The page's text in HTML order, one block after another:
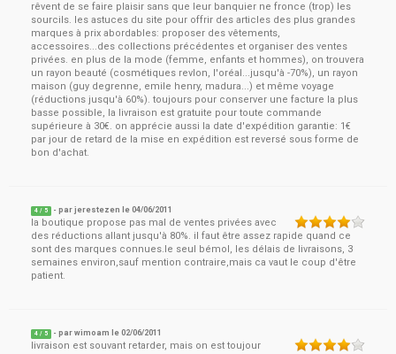
rêvent de se faire plaisir sans que leur banquier ne fronce (trop) les
sourcils. les astuces du site pour offrir des articles des plus grandes
marques à prix abordables: proposer des vêtements,
accessoires...des collections précédentes et organiser des ventes
privées. en plus de la mode (femme, enfants et hommes), on trouvera
un rayon beauté (cosmétiques revlon, l'oréal...jusqu'à -70%), un rayon
maison (guy degrenne, emile henry, madura...) et même voyage
(réductions jusqu'à 60%). toujours pour conserver une facture la plus
basse possible, la livraison est gratuite pour toute commande
supérieure à 30€. on apprécie aussi la date d'expédition garantie: 1€
par jour de retard de la mise en expédition est reversé sous forme de
bon d'achat.
4 / 5 - parjerestezen le04/06/2011
la boutique propose pas mal de ventes privées avec
des réductions allant jusqu'à 80%. il faut être assez rapide quand ce
sont des marques connues.le seul bémol, les délais de livraisons, 3
semaines environ,sauf mention contraire,mais ca vaut le coup d'être
patient.
4 / 5 - parwimoam le02/06/2011
livraison est souvant retarder, mais on est toujour